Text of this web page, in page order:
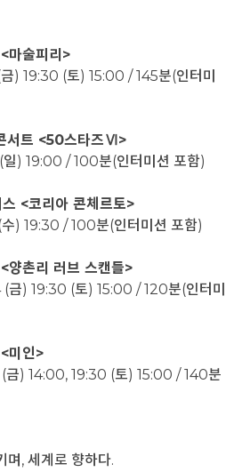
마술피리>
) 19:30 (토) 15:00 / 145분(인터미
서트 <50스타즈Ⅵ>
(일) 19:00 / 100분(인터미션 포함)
<코리아 콘체르토>
수) 19:30 / 100분(인터미션 포함)
양촌리 러브 스캔들>
(금) 19:30 (토) 15:00 / 120분(인터미
미인>
(금) 14:00, 19:30 (토) 15:00 / 140분
며, 세계로 향하다.